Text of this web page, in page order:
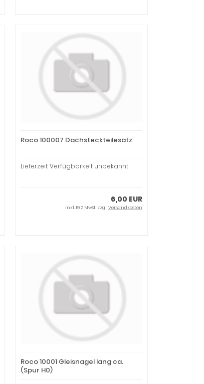
Roco 100007 Dachsteckteilesatz
Lieferzeit: Verfügbarkeit unbekannt
6,00 EUR
inkl. 19 % MwSt. zzgl.Versandkosten
Roco 10001 Gleisnagel lang ca.
(Spur H0)